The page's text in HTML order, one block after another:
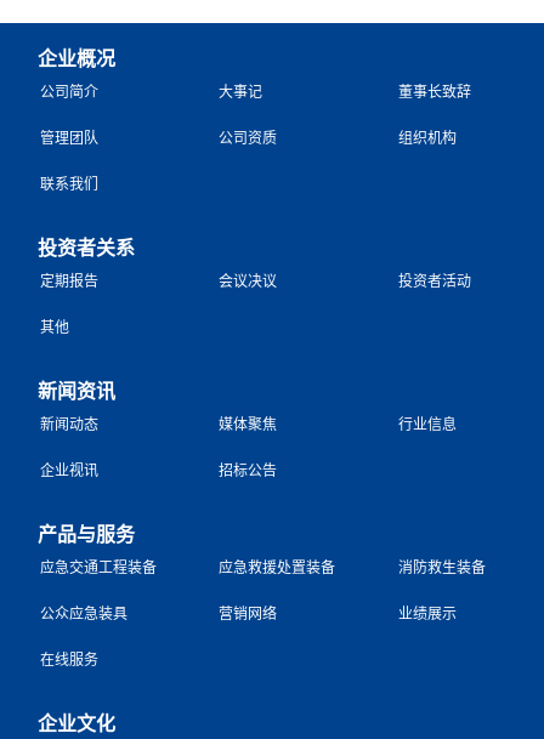
企业概况
公司简介 大事记 董事长致辞
管理团队 公司资质 组织机构
联系我们
投资者关系
定期报告 会议决议 投资者活动
其他
新闻资讯
新闻动态 媒体聚焦 行业信息
企业视讯 招标公告
产品与服务
应急交通工程装备 应急救援处置装备 消防救生装备
公众应急装具 营销网络 业绩展示
在线服务
企业文化